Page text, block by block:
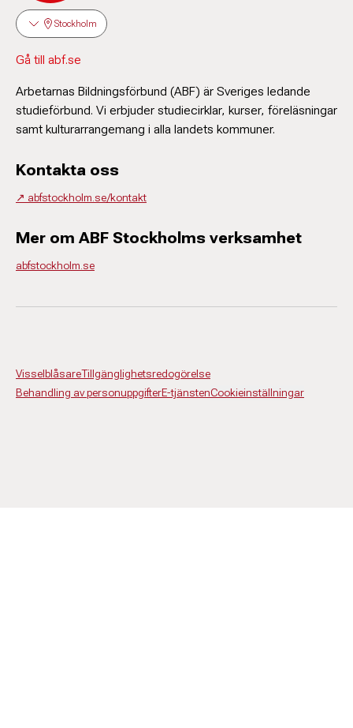
Stockholm
Gå till abf.se
Arbetarnas Bildningsförbund (ABF) är Sveriges ledande
studieförbund. Vi erbjuder studiecirklar, kurser, föreläsningar
samt kulturarrangemang i alla landets kommuner.
Kontakta oss
↗️ abfstockholm.se/kontakt
Mer om ABF Stockholms verksamhet
abfstockholm.se
VisselblåsareTillgänglighetsredogörelse
Behandling av personuppgifterE-tjänstenCookieinställningar